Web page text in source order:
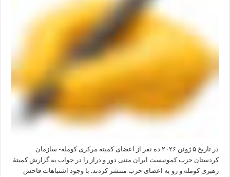
در تاریخ ۵ ژوئن ۲۰۲۶ ده نفر از اعضای کمیته مرکزی کومله- سازمان
کردستان حزب کمونیست ایران متنی دور و دراز را در جواب به گزارش کمیتۀ
رهبری کومله و رو به اعضای حزب منتشر کردند. با وجود اشتباهات فاحش